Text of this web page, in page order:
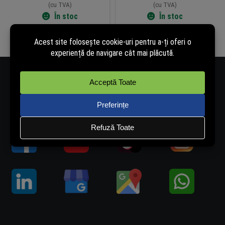
(cu TVA)
În stoc
Adaugă în coș
(cu TVA)
În stoc
Adaugă în coș
Număr de telefon - 0334.405.358
Ne găsești și pe: